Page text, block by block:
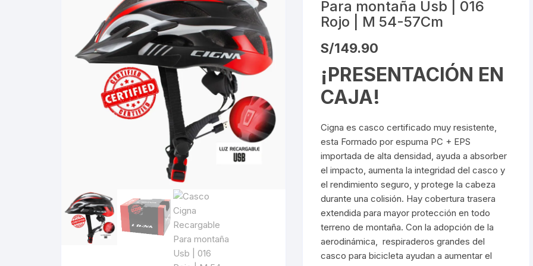
Cadenas de bicicleta
Cadena 7v
Cadena 8v
Cadena 9v
Cadena 10v
Camaras de Bicicleta Camaras 26″
Camaras 27.5″
Camaras 29″
Camaras 700C
CORONAS DE PIÑON
Descarriladores Descarrilador 6V
Descarrilador 7V
Descarrilador 8V
Descarrilador 9V
Descarrilador 10V
Descarrilador 11V
Frenos Hidráulicos OLIVAS & AGUJAS
GRUPO SISTEMAS DE
TRANSMISION KIT
Horquilla Suspenciones
Masas Bocamasas
Manillares Timones
Cable Freno Mecanico
Desviadores de Bicicleta
Extensor de Descarrilador
Lubricantes para Cadenas
Monoplatos
Tapa de Orquilla
Tubeless Cinta Tubeless
Liquido Tubeless
Tapa De Bielas
Candado de Seguridad
Cintas Manillar de Ruta
Estuches para Bicicletas
Funda Protectores Para Gps
Grips Mangos
Infladores de Neumaticos &
Luces para Bicicleta
Parches de Bicicleta
Pernos para Monoplato
Gafas para Ciclistas Gafas de Mica
Guantes de Ciclismo
Zapatillas de Ciclismo
FRENOS
KIT DE PURGADO
KIT DE LIMPIA
CHASIS
KIT REPARADOR
LLAVE DE CONOS
LLAVES PARA
INTERNO
LLAVE DE NIPLES
Para montaña Usb | 016
Rojo | M 54-57Cm
S/149.90
¡PRESENTACIÓN EN
CAJA!
Cigna es casco certificado muy resistente,
esta Formado por espuma PC + EPS
importada de alta densidad, ayuda a absorber
el impacto, aumenta la integridad del casco y
el rendimiento seguro, y protege la cabeza
durante una colisión. Hay cobertura trasera
extendida para mayor protección en todo
terreno de montaña. Con la adopción de la
aerodinámica, respiraderos grandes del
casco para bicicleta ayudan a aumentar el